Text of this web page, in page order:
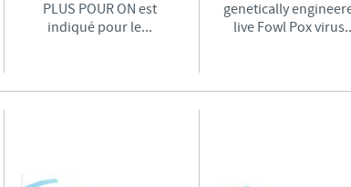
PLUS POUR ON est
indiqué pour le...
genetically
live Fowl Pox